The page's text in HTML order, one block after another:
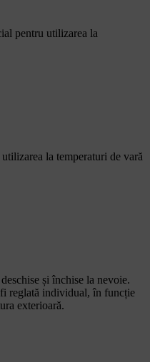
pentru utilizarea la
la temperaturi de vară
și închise la nevoie.
reglată individual, în funcție
exterioară.